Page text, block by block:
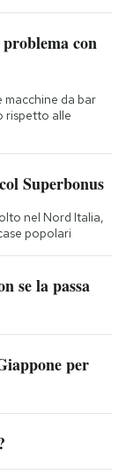
con
da bar
rispetto alle
Superbonus
nel Nord Italia,
popolari
se la passa
per